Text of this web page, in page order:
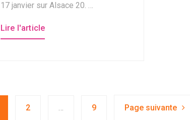
17 janvier sur Alsace 20. …
Lire l'article
2 … 9 Page suivante